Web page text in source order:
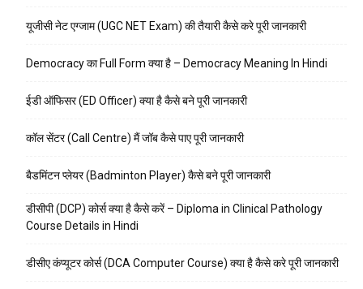
यूजीसी नेट एग्जाम (UGC NET Exam) की तैयारी कैसे करे पूरी जानकारी
Democracy का Full Form क्या है – Democracy Meaning In Hindi
ईडी ऑफिसर (ED Officer) क्या है कैसे बने पूरी जानकारी
कॉल सेंटर (Call Centre) मैं जॉब कैसे पाए पूरी जानकारी
बैडमिंटन प्लेयर (Badminton Player) कैसे बने पूरी जानकारी
डीसीपी (DCP) कोर्स क्या है कैसे करें – Diploma in Clinical Pathology
Course Details in Hindi
डीसीए कंप्यूटर कोर्स (DCA Computer Course) क्या है कैसे करे पूरी जानकारी